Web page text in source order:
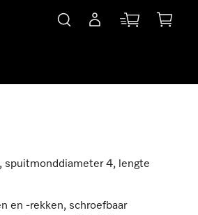
spuitmonddiameter 4, lengte
en -rekken, schroefbaar